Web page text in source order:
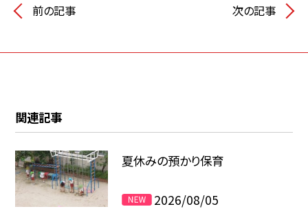
前の記事 次の記事
関連記事
夏休みの預かり保育
2026/08/05